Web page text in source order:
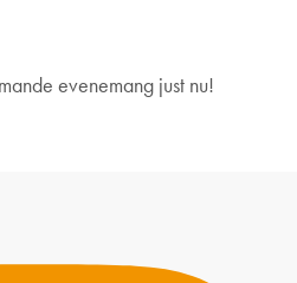
evenemang just nu!